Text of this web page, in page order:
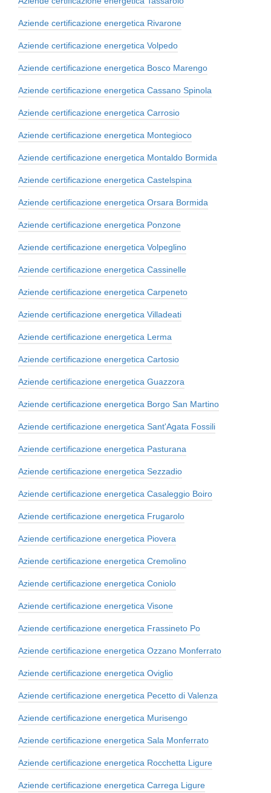
Aziende certificazione energetica Rivarone
Aziende certificazione energetica Volpedo
Aziende certificazione energetica Bosco Marengo
Aziende certificazione energetica Cassano Spinola
Aziende certificazione energetica Carrosio
Aziende certificazione energetica Montegioco
Aziende certificazione energetica Montaldo Bormida
Aziende certificazione energetica Castelspina
Aziende certificazione energetica Orsara Bormida
Aziende certificazione energetica Ponzone
Aziende certificazione energetica Volpeglino
Aziende certificazione energetica Cassinelle
Aziende certificazione energetica Carpeneto
Aziende certificazione energetica Villadeati
Aziende certificazione energetica Lerma
Aziende certificazione energetica Cartosio
Aziende certificazione energetica Guazzora
Aziende certificazione energetica Borgo San Martino
Aziende certificazione energetica Sant'Agata Fossili
Aziende certificazione energetica Pasturana
Aziende certificazione energetica Sezzadio
Aziende certificazione energetica Casaleggio Boiro
Aziende certificazione energetica Frugarolo
Aziende certificazione energetica Piovera
Aziende certificazione energetica Cremolino
Aziende certificazione energetica Coniolo
Aziende certificazione energetica Visone
Aziende certificazione energetica Frassineto Po
Aziende certificazione energetica Ozzano Monferrato
Aziende certificazione energetica Oviglio
Aziende certificazione energetica Pecetto di Valenza
Aziende certificazione energetica Murisengo
Aziende certificazione energetica Sala Monferrato
Aziende certificazione energetica Rocchetta Ligure
Aziende certificazione energetica Carrega Ligure